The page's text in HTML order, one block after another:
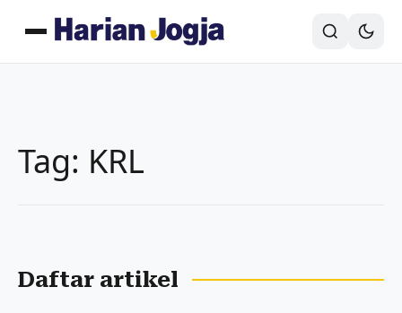
Tag: KRL
Daftar artikel